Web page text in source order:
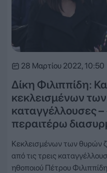
28 Μαρτίου 2022, 10:50
Δίκη Φιλιππίδη:
κεκλεισμένων
καταγγέλλουσες –
περαιτέρω
Κεκλεισμένων των θυρών
από τις τρεις
ηθοποιού Πέτρου